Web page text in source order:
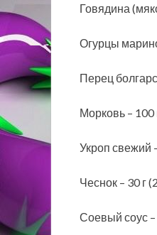
Говядина
Огурцы
Перец
Морковь – 100
Укроп свежий
Чеснок – 30 г
Соевый соус –